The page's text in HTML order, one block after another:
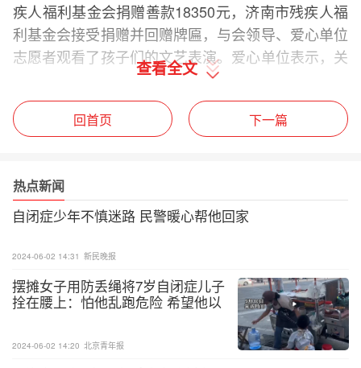
疾人福利基金会捐赠善款18350元，济南市残疾人福
利基金会接受捐赠并回赠牌匾，与会领导、爱心单位
志愿者观看了孩子们的文艺表演。爱心单位表示，关
心关爱残疾儿童是企业义不容辞的责任，将会积极倡
导更多的社会爱心资源加入到扶残助残行列中，以实
际行动回馈社会，传递爱心，为推动残疾人福利事业
查看全文
回首页 下一篇
热点新闻
自闭症少年不慎迷路 民警暖心帮他回家
2024-06-02 14:31 新民晚报
摆摊女子用防丢绳将7岁自闭症儿子
拴在腰上：怕他乱跑危险 希望他以
2024-06-02 14:20 北京青年报